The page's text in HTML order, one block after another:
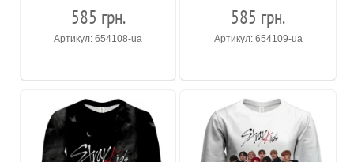
585 грн.
Артикул: 654108-ua
585 грн.
Артикул: 654109-ua